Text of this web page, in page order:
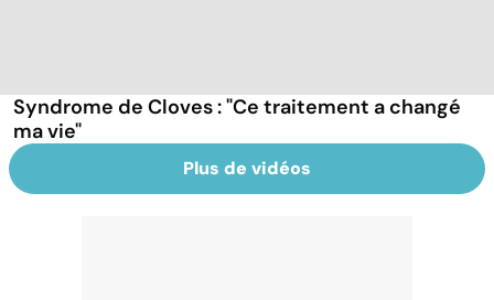
Syndrome de Cloves : "Ce traitement a changé
ma vie"
Plus de vidéos